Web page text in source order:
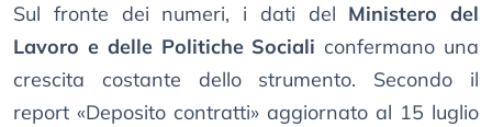
Sul fronte dei numeri, i dati del Ministero del
Lavoro e delle Politiche Sociali confermano una
crescita costante dello strumento. Secondo il
report «Deposito contratti» aggiornato al 15 luglio